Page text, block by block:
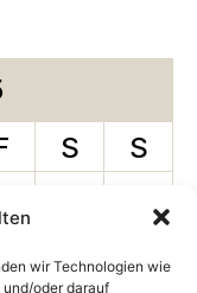
wir Technologien wie
oder darauf
S
S